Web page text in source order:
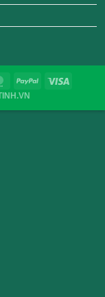
tinh đựng nước